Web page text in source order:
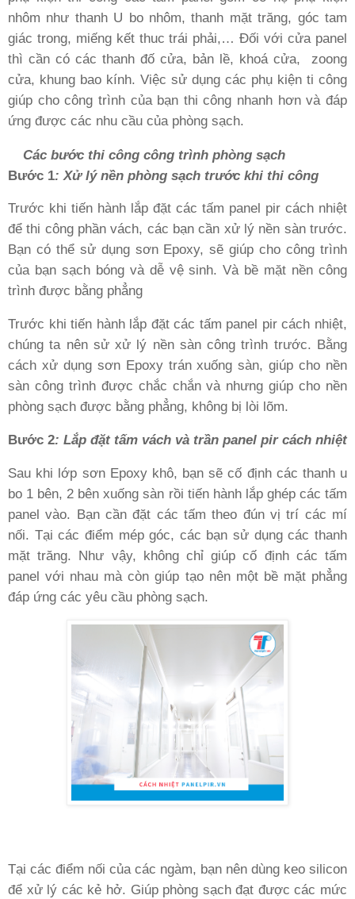
nhôm như thanh U bo nhôm, thanh mặt trăng, góc tam
giác trong, miếng kết thuc trái phải,… Đối với cửa panel
thì cần có các thanh đố cửa, bản lề, khoá cửa,
zoong
cửa, khung bao kính. Việc sử dụng các phụ kiện ti công
giúp cho công trình của bạn thi công nhanh hơn và đáp
ứng được các nhu cầu của phòng sạch.
Các bước thi công công trình phòng sạch
Bước 1: Xử lý nền phòng sạch trước khi thi công
Trước khi tiến hành lắp đặt các tấm panel pir cách nhiệt
để thi công phần vách, các bạn cần xử lý nền sàn trước.
Bạn có thể sử dụng sơn Epoxy, sẽ giúp cho công trình
của bạn sạch bóng và dễ vệ sinh. Và bề mặt nền công
trình được bằng phẳng
Trước khi tiến hành lắp đặt các tấm panel pir cách nhiệt,
chúng ta nên sử xử lý nền sàn công trình trước. Bằng
cách xử dụng sơn Epoxy trán xuống sàn, giúp cho nền
sàn công trình được chắc chắn và nhưng giúp cho nền
phòng sạch được bằng phẳng, không bị lòi lõm.
Bước 2: Lắp đặt tấm vách và trần panel pir cách nhiệt
Sau khi lớp sơn Epoxy khô, bạn sẽ cố định các thanh u
bo 1 bên, 2 bên xuống sàn rồi tiến hành lắp ghép các tấm
panel vào. Bạn cần đặt các tấm theo đún vị trí các mí
nối. Tại các điểm mép góc, các bạn sử dụng các thanh
mặt trăng. Như vậy, không chỉ giúp cố định các tấm
panel với nhau mà còn giúp tạo nên một bề mặt phẳng
đáp ứng các yêu cầu phòng sạch.
Tại các điểm nối của các ngàm, bạn nên dùng keo silicon
để xử lý các kẻ hở. Giúp phòng sạch đạt được các mức